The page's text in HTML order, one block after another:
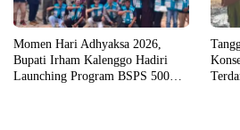
Momen Hari Adhyaksa 2026,
Bupati Irham Kalenggo Hadiri
Launching Program BSPS 500